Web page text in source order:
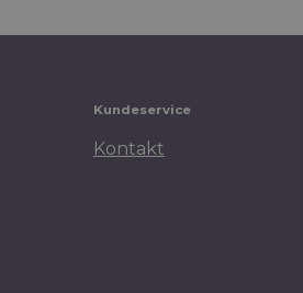
Kundeservice
Kontakt